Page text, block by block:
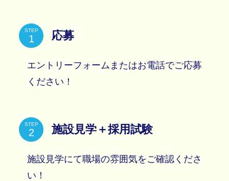
STEP 応募
エントリーフォームまたはお電話でご応募
ください！
STEP 施設見学＋採用試験
施設見学にて職場の雰囲気をご確認くださ
い！